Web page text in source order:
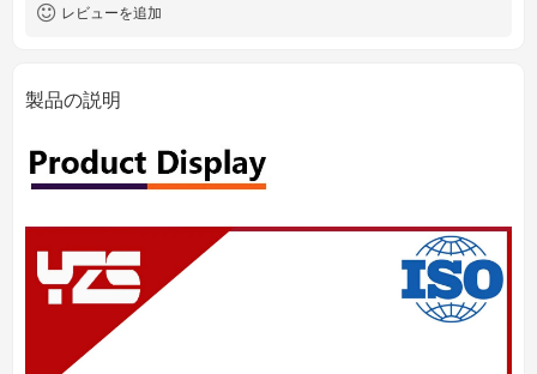
レビューを追加
製品の説明